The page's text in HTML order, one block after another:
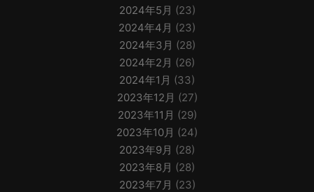
2024年5月 (23)
2024年4月 (23)
2024年3月 (28)
2024年2月 (26)
2024年1月 (33)
2023年12月 (27)
2023年11月 (29)
2023年10月 (24)
2023年9月 (28)
2023年8月 (28)
2023年7月 (23)